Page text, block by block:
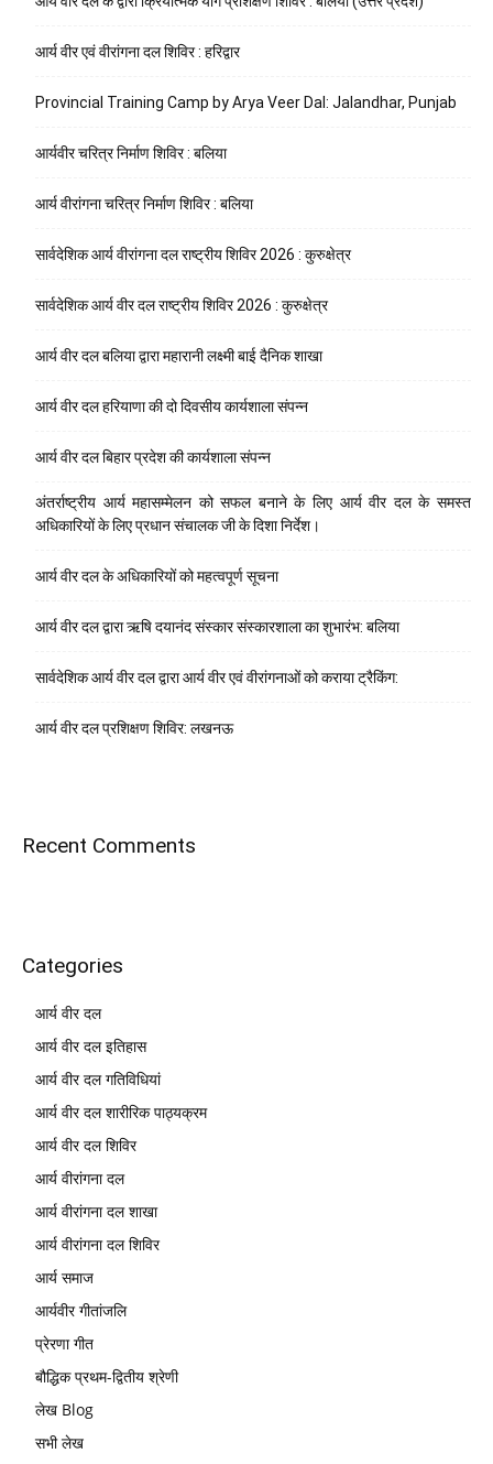
आर्य वीर एवं वीरांगना दल शिविर : हरिद्वार
Provincial Training Camp by Arya Veer Dal: Jalandhar, Punjab
आर्यवीर चरित्र निर्माण शिविर : बलिया
आर्य वीरांगना चरित्र निर्माण शिविर : बलिया
सार्वदेशिक आर्य वीरांगना दल राष्ट्रीय शिविर 2026 : कुरुक्षेत्र
सार्वदेशिक आर्य वीर दल राष्ट्रीय शिविर 2026 : कुरुक्षेत्र
आर्य वीर दल बलिया द्वारा महारानी लक्ष्मी बाई दैनिक शाखा
आर्य वीर दल हरियाणा की दो दिवसीय कार्यशाला संपन्न
आर्य वीर दल बिहार प्रदेश की कार्यशाला संपन्न
अंतर्राष्ट्रीय आर्य महासम्मेलन को सफल बनाने के लिए आर्य वीर दल के समस्त
अधिकारियों के लिए प्रधान संचालक जी के दिशा निर्देश।
आर्य वीर दल के अधिकारियों को महत्वपूर्ण सूचना
आर्य वीर दल द्वारा ऋषि दयानंद संस्कार संस्कारशाला का शुभारंभ: बलिया
सार्वदेशिक आर्य वीर दल द्वारा आर्य वीर एवं वीरांगनाओं को कराया ट्रैकिंग:
आर्य वीर दल प्रशिक्षण शिविर: लखनऊ
Recent Comments
Categories
आर्य वीर दल
आर्य वीर दल इतिहास
आर्य वीर दल गतिविधियां
आर्य वीर दल शारीरिक पाठ्यक्रम
आर्य वीर दल शिविर
आर्य वीरांगना दल
आर्य वीरांगना दल शाखा
आर्य वीरांगना दल शिविर
आर्य समाज
आर्यवीर गीतांजलि
प्रेरणा गीत
बौद्धिक प्रथम-द्वितीय श्रेणी
लेख Blog
सभी लेख